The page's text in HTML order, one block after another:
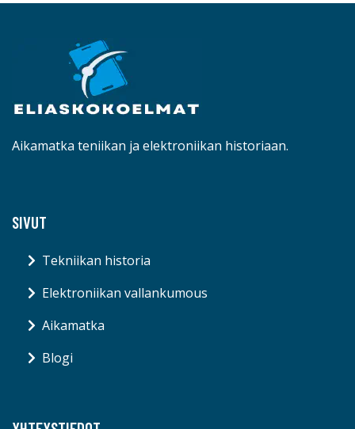
Aikamatka teniikan ja elektroniikan historiaan.
SIVUT
Tekniikan historia
Elektroniikan vallankumous
Aikamatka
Blogi